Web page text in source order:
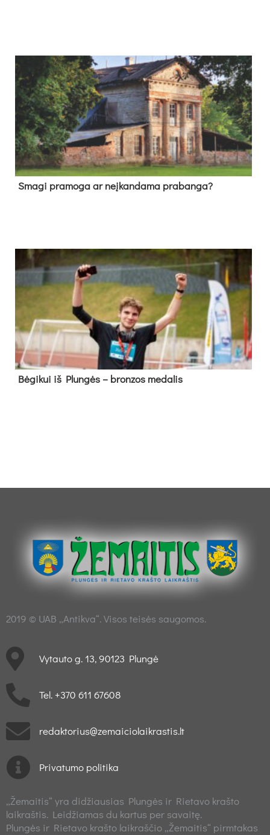
Sma­gi pra­mo­ga ar neį­kan­da­ma pra­ban­ga?
Bė­gi­kui iš Plun­gės – bron­zos me­da­lis
2019 © UAB „Antikva“. Visos teisės saugomos.
Vytauto g. 13, 90123 Plungė
Tel. +370 611 67608
redaktorius@zemaiciolaikrastis.lt
Privatumo politika
„Žemaitis“ yra didžiausias Plungės ir Rietavo krašto
laikraštis. Leidžiamas du kartus per savaitę.
Plungės ir Rietavo krašto laikraščio „Žemaitis“ pirmtakas